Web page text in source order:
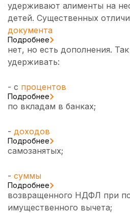
удерживают алименты на
детей. Существенных
документа
Подробнее
нет, но есть дополнения.
удерживать:
- с процентов
Подробнее
по вкладам в банках;
- доходов
Подробнее
самозанятых;
- суммы
Подробнее
возвращенного НДФЛ при
имущественного вычета;